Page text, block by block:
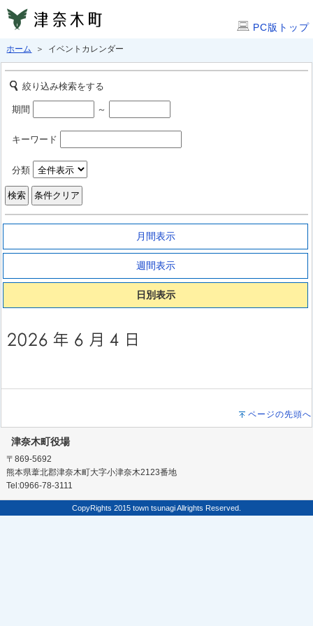
PC版トップ
ホーム ＞ イベントカレンダー
絞り込み検索をする
期間 ～
キーワード
分類
月間表示
週間表示
日別表示
ページの先頭へ
津奈木町役場
〒869-5692
熊本県葦北郡津奈木町大字小津奈木2123番地
Tel:0966-78-3111
CopyRights 2015 town tsunagi Allrights Reserved.